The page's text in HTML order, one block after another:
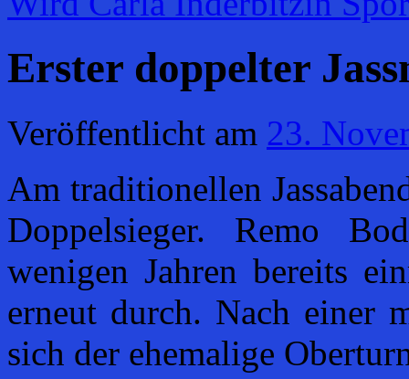
Erster doppelter
Veröffentlicht am 23.
Am traditionellen
Doppelsieger. Remo
wenigen Jahren bereits
erneut durch. Nach einer
sich der ehemalige